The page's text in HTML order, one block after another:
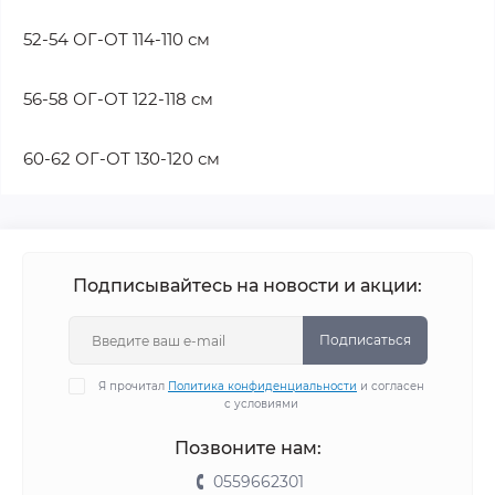
52-54 ОГ-ОТ 114-110 см
56-58 ОГ-ОТ 122-118 см
60-62 ОГ-ОТ 130-120 см
Подписывайтесь на новости и акции:
Подписаться
Я прочитал Политика конфиденциальности и согласен
с условиями
Позвоните нам:
0559662301